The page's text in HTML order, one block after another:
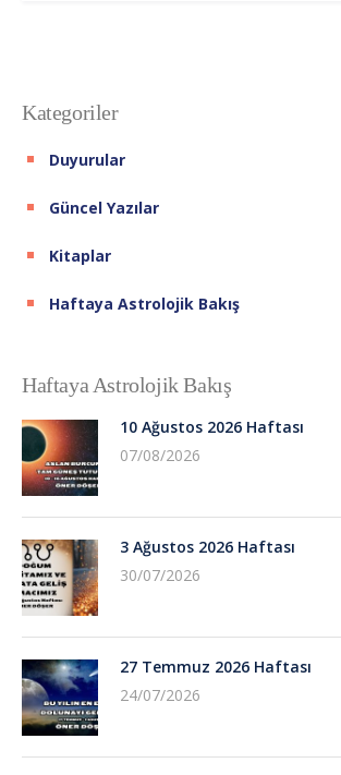
Kategoriler
Duyurular
Güncel Yazılar
Kitaplar
Haftaya Astrolojik Bakış
Haftaya Astrolojik Bakış
10 Ağustos 2026 Haftası
07/08/2026
3 Ağustos 2026 Haftası
30/07/2026
27 Temmuz 2026 Haftası
24/07/2026